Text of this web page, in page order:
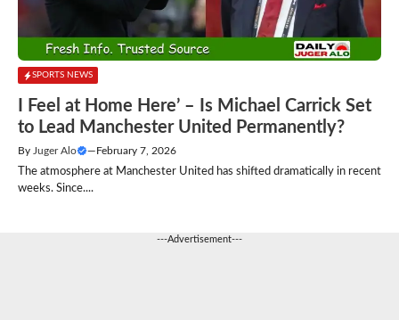
SPORTS NEWS
I Feel at Home Here’ – Is Michael Carrick Set
to Lead Manchester United Permanently?
By Juger Alo —February 7, 2026
The atmosphere at Manchester United has shifted dramatically in recent
weeks. Since....
---Advertisement---